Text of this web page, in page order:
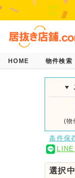
HOME 物件検索
(物
条件保
LINE
選択